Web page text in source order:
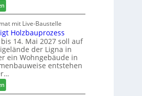
:
L
e
i
t
t
h
e
m
a
mit Live-Baustelle
Holzbauprozess
14. Mai 2027 soll auf
der Ligna in
ein Wohngebäude in
entstehen
:
L